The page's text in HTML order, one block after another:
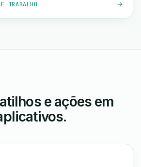
TRABALHO
e ações em